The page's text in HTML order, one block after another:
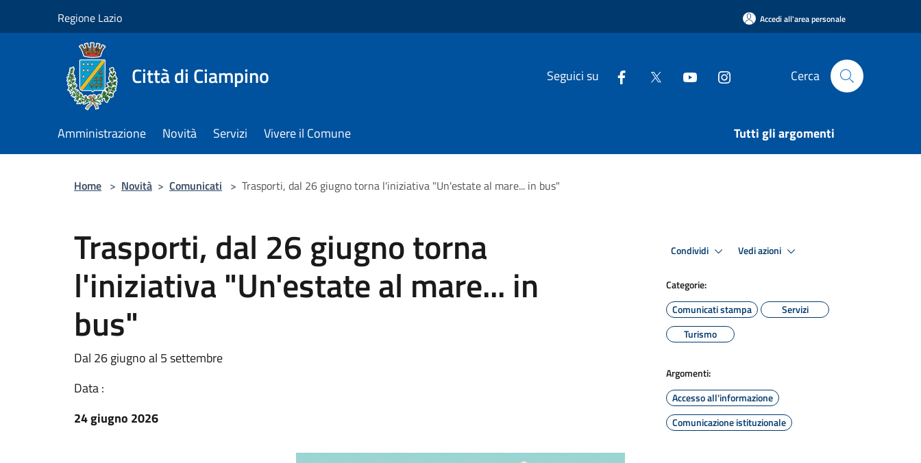
Regione Lazio Accedi all'area personale
Città di Ciampino Seguici su Cerca
Amministrazione Novità Servizi Vivere il Comune Tutti gli argomenti
Home > Novità > Comunicati > Trasporti, dal 26 giugno torna l'iniziativa "Un'estate al mare... in bus"
Trasporti, dal 26 giugno torna
l'iniziativa "Un'estate al mare... in
bus"
Dal 26 giugno al 5 settembre
Data :
24 giugno 2026
Condividi Vedi azioni
Categorie:
Comunicati stampa
Servizi
Turismo
Argomenti:
Accesso all'informazione
Comunicazione istituzionale